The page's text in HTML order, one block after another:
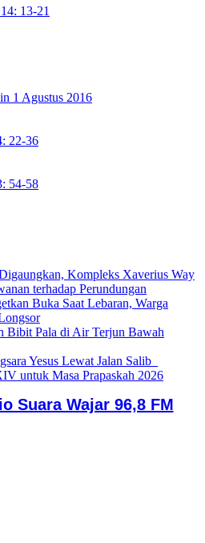
13-21
1 Agustus 2016
22-36
54-58
Kompleks Xaverius Way
terhadap Perundungan
Buka Saat Lebaran, Warga
Bibit Pala di Air Terjun Bawah
Yesus Lewat Jalan Salib
untuk Masa Prapaskah 2026
Suara Wajar 96,8 FM